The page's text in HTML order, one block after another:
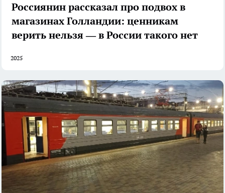
Россиянин рассказал про подвох в
магазинах Голландии: ценникам
верить нельзя — в России такого нет
2025